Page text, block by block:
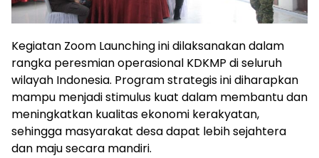
Kegiatan Zoom Launching ini dilaksanakan dalam
rangka peresmian operasional KDKMP di seluruh
wilayah Indonesia. Program strategis ini diharapkan
mampu menjadi stimulus kuat dalam membantu dan
meningkatkan kualitas ekonomi kerakyatan,
sehingga masyarakat desa dapat lebih sejahtera
dan maju secara mandiri.